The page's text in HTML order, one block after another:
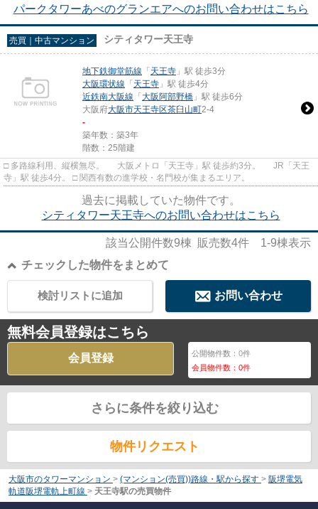
パークタワーあべのグランエアへのお問い合わせはこちら
売買｜中古マンション シティタワー天王寺
地下鉄御堂筋線 「 天王寺 」駅 徒歩3分
大阪環状線 「 天王寺 」駅 徒歩4分
近鉄南大阪線 「 大阪阿部野橋 」駅 徒歩6分
大阪府大阪市天王寺区茶臼山町2-4
-
築年数：築3年
階数：25階建
□ 多路線利用、縦横無尽。 大阪メトロ「天王寺」駅 徒歩約3分。 JR「天王
寺」駅 徒歩4分。 □ 関西有数の進学校・名門校が集まるエリア。
過去に掲載していた物件です。
シティタワー天王寺へのお問い合わせはこちら
該当公開件数9棟 販売数4件 1-9棟表示
チェックした物件をまとめて
お問い合わせ
検討リストに追加
無料会員登録はこちら
会員登録 公開物件数：0件
会員物件数：0件
さらに条件を絞り込む
物件リクエスト
大阪市のタワーマンション > (マンション(売買))路線・駅から探す > 阪堺電気
軌道阪堺電軌上町線 > 天王寺駅の売買物件